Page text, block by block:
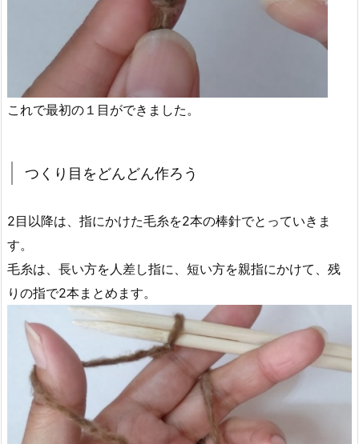
これで最初の１目ができました。
つくり目をどんどん作ろう
2目以降は、指にかけた毛糸を2本の棒針でとっていきま
す。
毛糸は、長い方を人差し指に、短い方を親指にかけて、残
りの指で2本まとめます。